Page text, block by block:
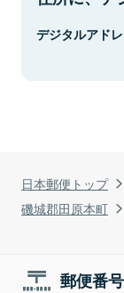
日本郵便トップ
磯城郡田原本町
デジタルアド
郵便番